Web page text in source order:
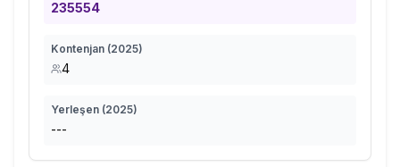
235554
Kontenjan (2025)
4
Yerleşen (2025)
---